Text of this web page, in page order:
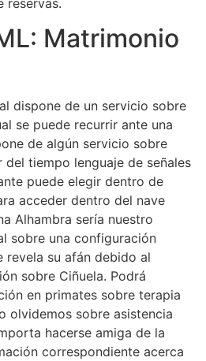
Matrimonio
dispone de un servicio sobre
se puede recurrir ante una
de algún servicio sobre
tiempo lenguaje de señales
puede elegir dentro de
acceder dentro del nave
Alhambra serí­a nuestro
sobre una configuración
su afán debido al
sobre Ciñuela. Podrá
en primates sobre terapia
olvidemos sobre asistencia
hacerse amiga de la
correspondiente acerca